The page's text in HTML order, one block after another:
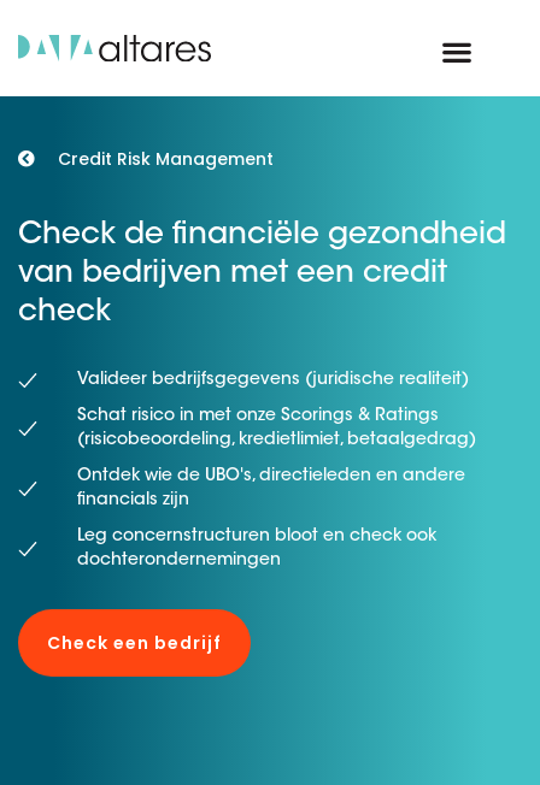
Credit Risk Management
Check de financiële gezondheid
van bedrijven met een credit
check
Valideer bedrijfsgegevens (juridische realiteit)
Schat risico in met onze Scorings & Ratings
(risicobeoordeling, kredietlimiet, betaalgedrag)
Ontdek wie de UBO's, directieleden en andere
financials zijn
Leg concernstructuren bloot en check ook
dochterondernemingen
Check een bedrijf